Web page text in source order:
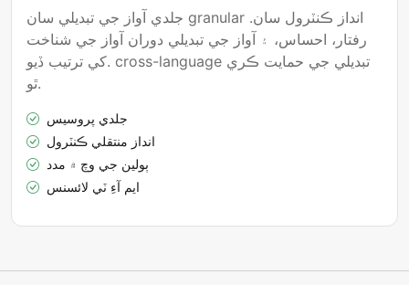
جلدي آواز جي تبديلي سان granular انداز ڪنٽرول سان.
رفتار، احساس، ۽ آواز جي تبديلي دوران آواز جي شناخت
کي ترتيب ڏيو. cross-language تبديلي جي حمايت ڪري
ٿو.
جلدي پروسيس
انداز منتقلي ڪنٽرول
ٻولين جي وچ ۾ مدد
ايم آءِ ٽي لائسنس